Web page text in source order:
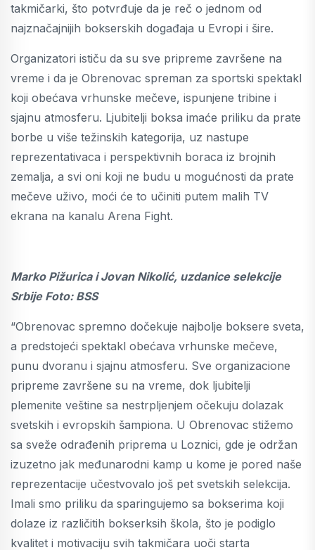
takmičarki, što potvrđuje da je reč o jednom od
najznačajnijih bokserskih događaja u Evropi i šire.
Organizatori ističu da su sve pripreme završene na
vreme i da je Obrenovac spreman za sportski spektakl
koji obećava vrhunske mečeve, ispunjene tribine i
sjajnu atmosferu. Ljubitelji boksa imaće priliku da prate
borbe u više težinskih kategorija, uz nastupe
reprezentativaca i perspektivnih boraca iz brojnih
zemalja, a svi oni koji ne budu u mogućnosti da prate
mečeve uživo, moći će to učiniti putem malih TV
ekrana na kanalu Arena Fight.
Marko Pižurica i Jovan Nikolić, uzdanice selekcije
Srbije Foto: BSS
“Obrenovac spremno dočekuje najbolje boksere sveta,
a predstojeći spektakl obećava vrhunske mečeve,
punu dvoranu i sjajnu atmosferu. Sve organizacione
pripreme završene su na vreme, dok ljubitelji
plemenite veštine sa nestrpljenjem očekuju dolazak
svetskih i evropskih šampiona. U Obrenovac stižemo
sa sveže odrađenih priprema u Loznici, gde je održan
izuzetno jak međunarodni kamp u kome je pored naše
reprezentacije učestvovalo još pet svetskih selekcija.
Imali smo priliku da sparingujemo sa bokserima koji
dolaze iz različitih bokserksih škola, što je podiglo
kvalitet i motivaciju svih takmičara uoči starta